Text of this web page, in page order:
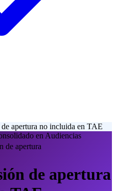
apertura no incluida en TAE
en Audiencias
apertura
de apertura